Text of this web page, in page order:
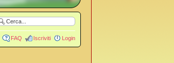
FAQ Iscriviti Login